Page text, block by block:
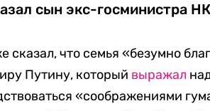
сын экс-госминистра
сказал, что семья «безумно
Путину, который выражал
«соображениями